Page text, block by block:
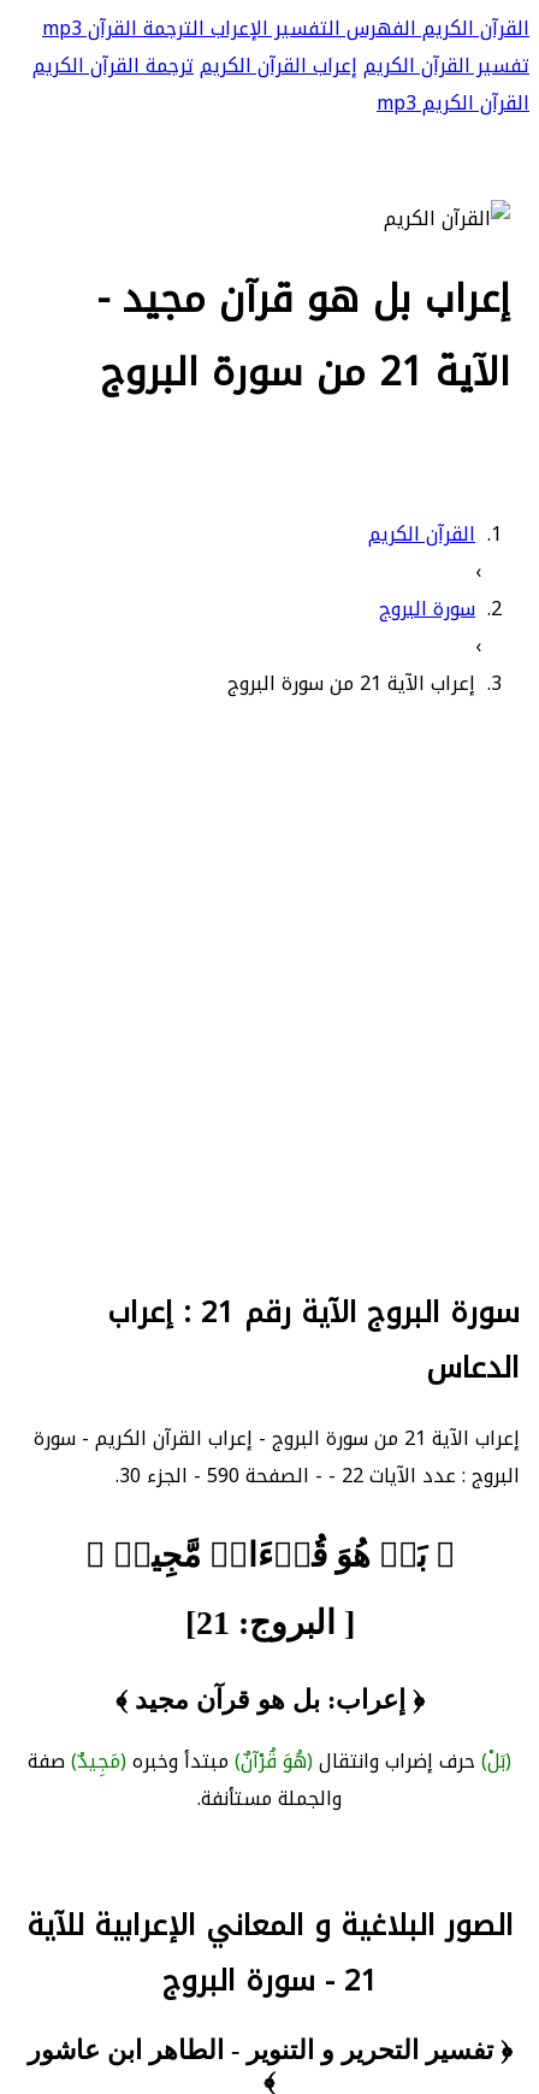
القرآن الكريمالفهرسالتفسيرالإعرابالترجمةالقرآن mp3
تفسير القرآن الكريمإعراب القرآن الكريمترجمة القرآن الكريم
القرآن الكريم mp3
إعراب بل هو قرآن مجيد -
الآية 21 من سورة البروج
القرآن الكريم
›
سورة البروج
›
إعراب الآية 21 من سورة البروج
سورة البروج الآية رقم 21 : إعراب
الدعاس
إعراب الآية 21 من سورة البروج - إعراب القرآن الكريم - سورة
البروج : عدد الآيات 22 - - الصفحة 590 - الجزء 30.
﴿ بَلۡ هُوَ قُرۡءَانٞ مَّجِيدٞ ﴾
[ البروج: 21]
﴿ إعراب: بل هو قرآن مجيد ﴾
(بَلْ)حرف إضراب وانتقال(هُوَ قُرْآنٌ)مبتدأ وخبره(مَجِيدٌ)صفة
والجملة مستأنفة.
الصور البلاغية و المعاني الإعرابية للآية
21 - سورة البروج
﴿ تفسير التحرير و التنوير - الطاهر ابن عاشور
﴾